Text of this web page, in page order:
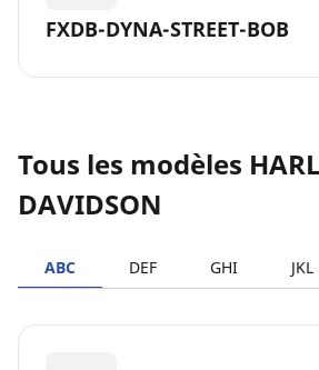
FXDB-DYNA-STREET-BOB
Tous les modèles
DAVIDSON
ABC DEF GHI JKL